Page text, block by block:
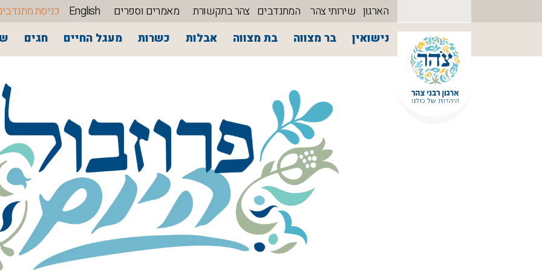
הארגון שירותי צהר המתנדבים צהר בתקשורת מאמרים וספרים English
כניסת
נישואין
בר מצווה בת מצווה אבלות כשרות מעגל החיים חגים